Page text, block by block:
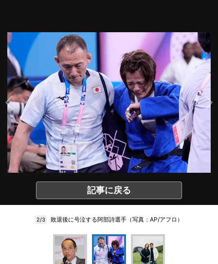
記事に戻る
2/3 敗退後に号泣する阿部詩選手（写真：AP/アフロ）